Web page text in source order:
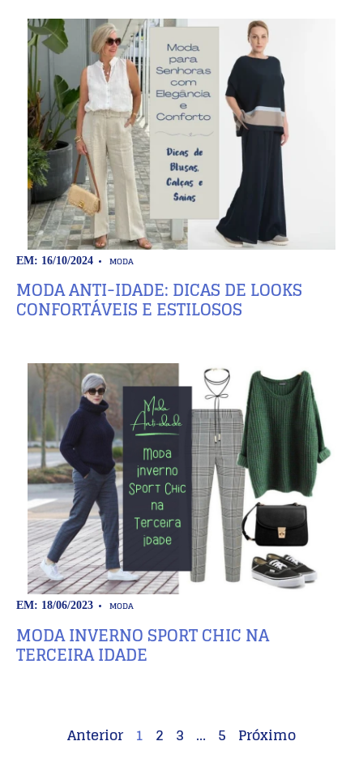
EM: 16/10/2024 MODA
MODA ANTI-IDADE: DICAS DE LOOKS
CONFORTÁVEIS E ESTILOSOS
EM: 18/06/2023 MODA
MODA INVERNO SPORT CHIC NA
TERCEIRA IDADE
Anterior 1 2 3 … 5 Próximo